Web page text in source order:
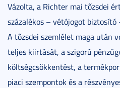
Vázolta, a Richter mai tőzsdei
százalékos – vétójogot
A tőzsdei szemlélet maga után
teljes kiirtását, a szigorú
költségcsökkentést, a
piaci szempontok és a